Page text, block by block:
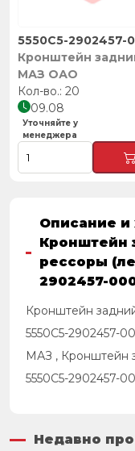
Кронштейн
МАЗ ОАО
5550С5-2902457-
20
09.08
Уточняйте у
менеджера
Описание и
Кронштейн
рессоры
2902457-
Кронштейн
5550С5-2902457-
МАЗ , Кронштейн
5550С5-2902457-
Недавно